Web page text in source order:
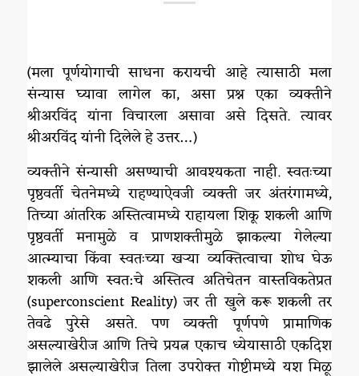
(मला पूर्णयोगाची साधना करायची आहे त्यासाठी मला
संन्यास घ्यावा लागेल का, असा प्रश्न एका व्यक्तीने
श्रीअरविंद यांना विचारला असावा असे दिसते. त्यावर
श्रीअरविंद यांनी दिलेले हे उत्तर…)
व्यक्तीने संन्यासी असण्याची आवश्यकता नाही. स्वतःच्या
पृष्ठवर्ती चेतनेमध्ये राहण्याऐवजी व्यक्ती जर अंतरंगामध्ये,
तिच्या आंतरिक अस्तित्वामध्ये राहायला शिकू शकली आणि
पृष्ठवर्ती मनामुळे व प्राणशक्तीमुळे झाकल्या गेलेल्या
आत्म्याचा किंवा स्वतःच्या खऱ्या व्यक्तित्वाचा शोध घेऊ
शकली आणि स्वत:चे अस्तित्व अतिचेतन वास्तविकतेप्रत
(superconscient Reality) जर ती खुले करू शकली तर
तेवढे पुरेसे असते. पण व्यक्ती पूर्णपणे प्रामाणिक
असल्याखेरीज आणि तिचे प्रयत्न एकाच ध्येयासाठी एकदिश
झालेले असल्याखेरीज तिला उपरोक्त गोष्टीमध्ये यश मिळू